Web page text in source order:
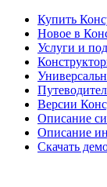
Купить
Новое в
Услуги и
Версии
Описание
Описание
Скачать